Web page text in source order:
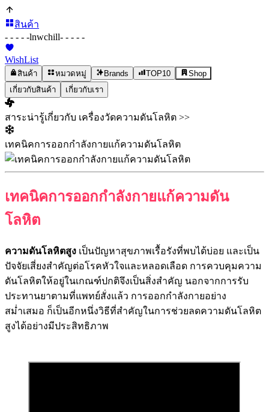
สินค้า
- - - - -lnwchill- - - - -
WishList
สินค้า หมวดหมู่ Brands TOP10
Shop
เกี่ยวกับสินค้า
เกี่ยวกับเรา
สาระน่ารู้เกี่ยวกับ เครื่องวัดความดันโลหิต >>
เทคนิคการออกกำลังกายแก้ความดันโลหิต
เทคนิคการออกกำลังกายแก้ความดัน
โลหิต
ความดันโลหิตสูง เป็นปัญหาสุขภาพเรื้อรังที่พบได้บ่อย และเป็น
ปัจจัยเสี่ยงสำคัญต่อโรคหัวใจและหลอดเลือด การควบคุมความ
ดันโลหิตให้อยู่ในเกณฑ์ปกติจึงเป็นสิ่งสำคัญ นอกจากการรับ
ประทานยาตามที่แพทย์สั่งแล้ว การออกกำลังกายอย่าง
สม่ำเสมอ ก็เป็นอีกหนึ่งวิธีที่สำคัญในการช่วยลดความดันโลหิต
สูงได้อย่างมีประสิทธิภาพ